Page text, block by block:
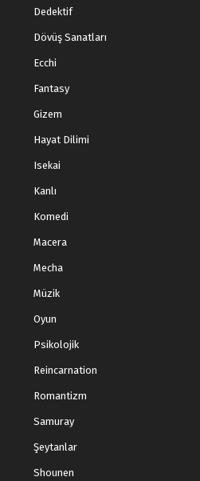
Dedektif
Dövüş Sanatları
Ecchi
Fantasy
Gizem
Hayat Dilimi
Isekai
Kanlı
Komedi
Macera
Mecha
Müzik
Oyun
Psikolojik
Reincarnation
Romantizm
Samuray
Şeytanlar
Shounen